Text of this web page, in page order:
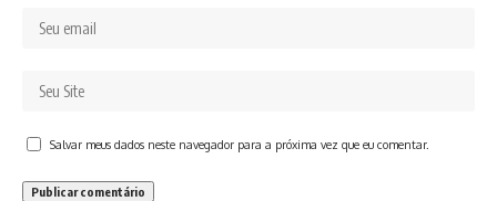
Salvar meus dados neste navegador para a próxima vez que eu comentar.